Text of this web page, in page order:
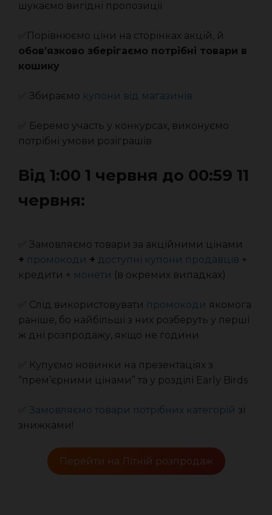
шукаємо вигідні пропозиції
✅Порівнюємо ціни на сторінках акцій, й
обов’язково зберігаємо потрібні товари в
кошику
✅ Збираємо купони від магазинів
✅ Беремо участь у конкурсах, виконуємо
потрібні умови розіграшів
Від 1:00 1 червня до 00:59 11
червня:
✅ Замовляємо товари за акційними цінами
+ промокоди + доступні купони продавців +
кредити + монети (в окремих випадках)
✅ Слід використовувати промокоди якомога
раніше, бо найбільші з них розберуть у перші
ж дні розпродажу, якщо не години
✅ Купуємо новинки на презентаціях з
“прем’єрними цінами” та у розділі Early Birds
Замовляємо товари потрібних категорій зі
знижками!
Перейти на Літній розпродаж